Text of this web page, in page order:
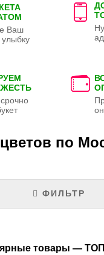
Ваш
улыбку
по
ФИЛЬТР
товары —